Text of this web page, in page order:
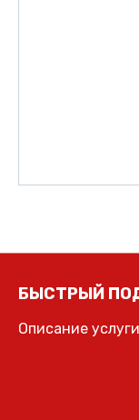
БЫСТРЫЙ
Описание